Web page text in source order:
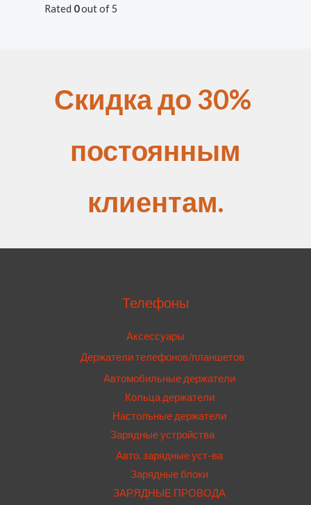
Rated 0out of 5
Скидка до 30%
постоянным
клиентам.
Телефоны
Аксессуары
Держатели телефонов/планшетов
Автомобильные держатели
Кольца держатели
Настольные держатели
Зарядные устройства
Авто. зарядные уст-ва
Зарядные блоки
ЗАРЯДНЫЕ ПРОВОДА